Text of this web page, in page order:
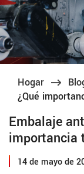
Hogar
¿Qué
Embalaje
importancia
14 de mayo de